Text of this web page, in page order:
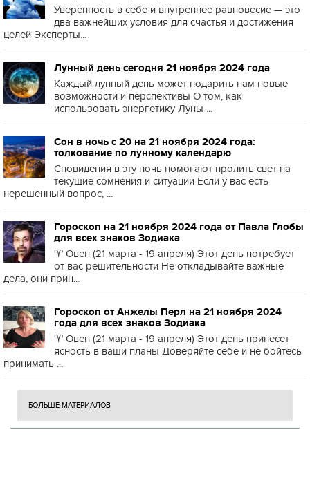
Уверенность в себе и внутреннее равновесие — это
два важнейших условия для счастья и достижения
целей Эксперты...
Лунный день сегодня 21 ноября 2024 года
Каждый лунный день может подарить нам новые
возможности и перспективы О том, как
использовать энергетику Луны ...
Сон в ночь с 20 на 21 ноября 2024 года:
толкование по лунному календарю
Сновидения в эту ночь помогают пролить свет на
текущие сомнения и ситуации Если у вас есть
нерешённый вопрос, ...
Гороскоп на 21 ноября 2024 года от Павла Глобы
для всех знаков Зодиака
♈️ Овен (21 марта - 19 апреля) Этот день потребует
от вас решительности Не откладывайте важные
дела, они прин...
Гороскоп от Анжелы Перл на 21 ноября 2024
года для всех знаков Зодиака
♈️ Овен (21 марта - 19 апреля) Этот день принесет
ясность в ваши планы Доверяйте себе и не бойтесь
принимать ...
БОЛЬШЕ МАТЕРИАЛОВ